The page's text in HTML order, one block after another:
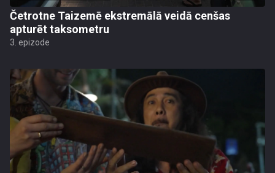
Četrotne Taizemē ekstremālā veidā cenšas
apturēt taksometru
3. epizode